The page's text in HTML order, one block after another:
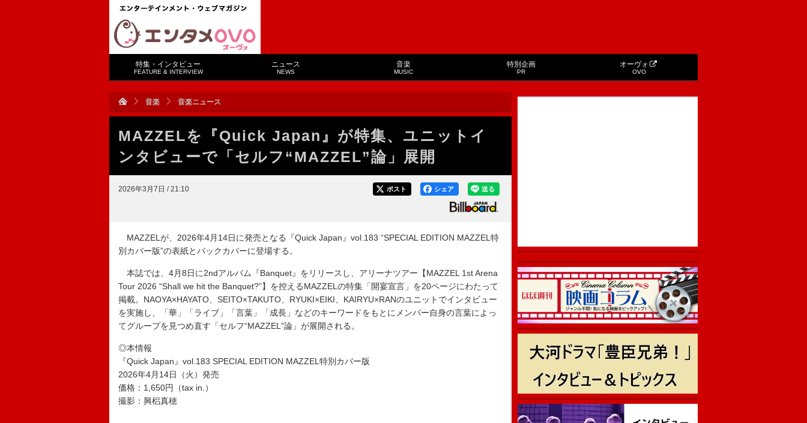
特集・インタビュー
FEATURE & INTERVIEW
ニュース
NEWS
音楽
MUSIC
特別企画
PR
オーヴォ
OVO
音楽 音楽ニュース
MAZZELを『Quick Japan』が特集、ユニットイ
ンタビューで「セルフ“MAZZEL”論」展開
2026年3月7日 / 21:10 送る
シェア
ポスト
MAZZELが、2026年4月14日に発売となる『Quick Japan』vol.183 “SPECIAL EDITION MAZZEL特
別カバー版”の表紙とバックカバーに登場する。
本誌では、4月8日に2ndアルバム『Banquet』をリリースし、アリーナツアー【MAZZEL 1st Arena
Tour 2026 “Shall we hit the Banquet?”】を控えるMAZZELの特集「開宴宣言」を20ページにわたって
掲載。NAOYA×HAYATO、SEITO×TAKUTO、RYUKI×EIKI、KAIRYU×RANのユニットでインタビュー
を実施し、「華」「ライブ」「言葉」「成長」などのキーワードをもとにメンバー自身の言葉によっ
てグループを見つめ直す「セルフ“MAZZEL”論」が展開される。
◎本情報
『Quick Japan』vol.183 SPECIAL EDITION MAZZEL特別カバー版
2026年4月14日（火）発売
価格：1,650円（tax in.）
撮影：興梠真穂